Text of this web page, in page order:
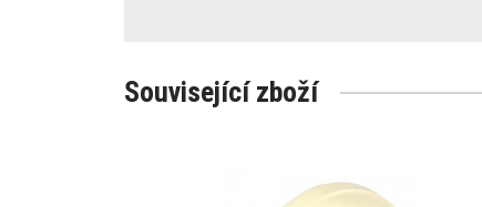
Související zboží